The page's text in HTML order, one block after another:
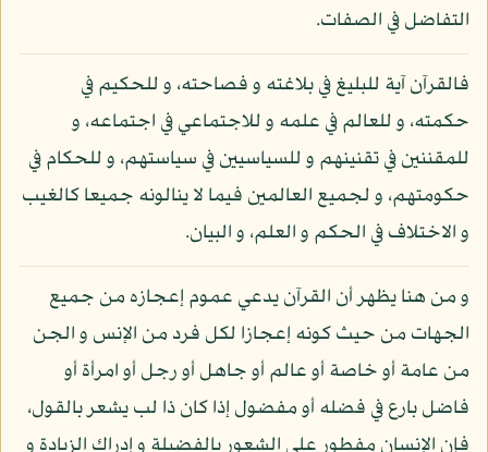
التفاضل في الصفات.
فالقرآن آية للبليغ في بلاغته و فصاحته، و للحكيم في
حكمته، و للعالم في علمه و للاجتماعي في اجتماعه، و
للمقننين في تقنينهم و للسياسيين في سياستهم، و للحكام في
حكومتهم، و لجميع العالمين فيما لا ينالونه جميعا كالغيب
و الاختلاف في الحكم و العلم، و البيان.
و من هنا يظهر أن القرآن يدعي عموم إعجازه من جميع
الجهات من حيث كونه إعجازا لكل فرد من الإنس و الجن
من عامة أو خاصة أو عالم أو جاهل أو رجل أو امرأة أو
فاضل بارع في فضله أو مفضول إذا كان ذا لب يشعر بالقول،
فإن الإنسان مفطور على الشعور بالفضيلة و إدراك الزيادة و